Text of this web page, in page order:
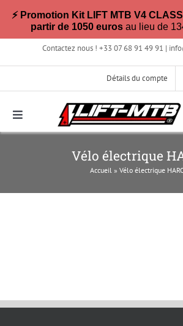
au
Contactez nous ! +33 07 68 91 49 91 |
Détails du compte
Toggle
Navigation
Contact
Vélo électrique
Accueil» Vélo électrique
⚡ Promotion Kit LIFT MTB V4
partir de 1050 euros au lieu de